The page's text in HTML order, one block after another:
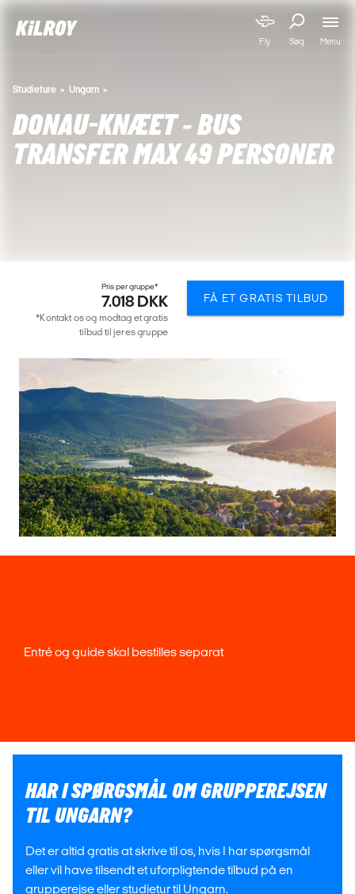
Fly Søg Menu
Studieture Ungarn
DONAU-KNÆET - BUS
TRANSFER MAX 49 PERSONER
Entré og guide skal bestilles separat
Pris per gruppe*
7.018 DKK
*Kontakt os og modtag et gratis
tilbud til jeres gruppe
FÅ ET GRATIS TILBUD
HAR I SPØRGSMÅL OM GRUPPEREJSEN
TIL UNGARN?
Det er altid gratis at skrive til os, hvis I har spørgsmål
eller vil have tilsendt et uforpligtende tilbud på en
grupperejse eller studietur til Ungarn.